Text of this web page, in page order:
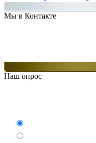
Мы в Контакте
Наш опрос